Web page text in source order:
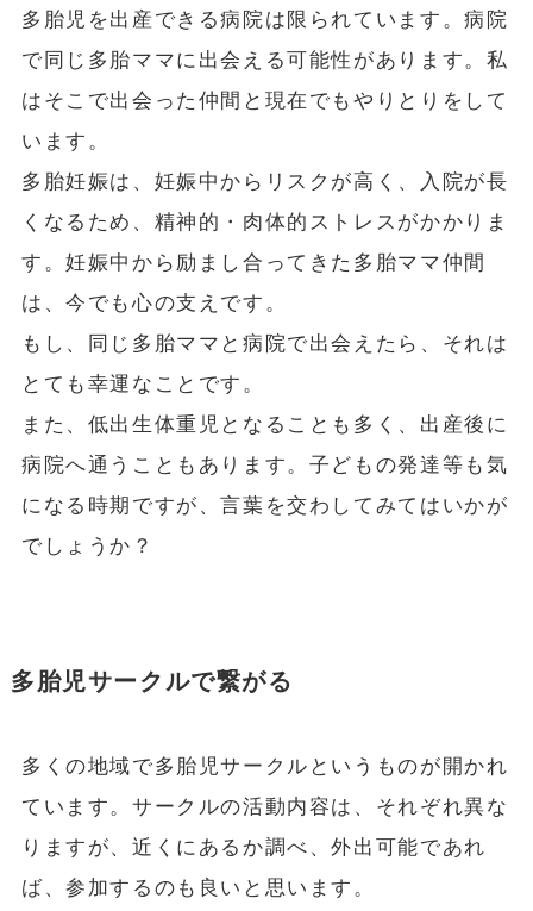
多胎児を出産できる病院は限られています。病院
で同じ多胎ママに出会える可能性があります。私
はそこで出会った仲間と現在でもやりとりをして
います。
多胎妊娠は、妊娠中からリスクが高く、入院が長
くなるため、精神的・肉体的ストレスがかかりま
す。妊娠中から励まし合ってきた多胎ママ仲間
は、今でも心の支えです。
もし、同じ多胎ママと病院で出会えたら、それは
とても幸運なことです。
また、低出生体重児となることも多く、出産後に
病院へ通うこともあります。子どもの発達等も気
になる時期ですが、言葉を交わしてみてはいかが
でしょうか？
多胎児サークルで繋がる
多くの地域で多胎児サークルというものが開かれ
ています。サークルの活動内容は、それぞれ異な
りますが、近くにあるか調べ、外出可能であれ
ば、参加するのも良いと思います。